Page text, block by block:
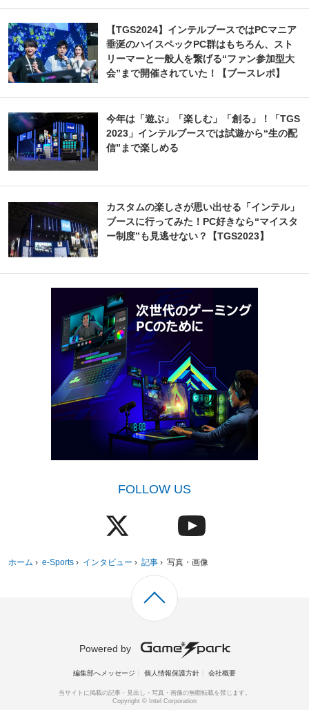
【TGS2024】インテルブースではPCマニア
垂涎のハイスペックPC群はもちろん、スト
リーマーと一般人を繋げる“ファン参加型大
会”まで開催されていた！【ブースレポ】
今年は「遊ぶ」「楽しむ」「創る」！「TGS
2023」インテルブースでは試遊から“生の配
信”まで楽しめる
カスタムの楽しさが思い出せる「インテル」
ブースに行ってみた！PC好きなら“マイスタ
ー制度”も見逃せない？【TGS2023】
FOLLOW US
ホーム › e-Sports › インタビュー › 記事 › 写真・画像
Powered by
編集部へメッセージ 個人情報保護方針 会社概要
当サイトに掲載の記事・見出し・写真・画像の無断転載を禁じます。
Copyright © Intel Corporation